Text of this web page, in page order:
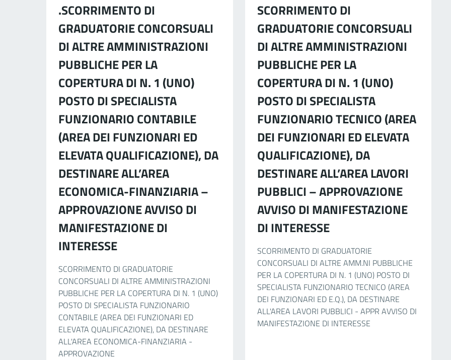
.SCORRIMENTO DI
GRADUATORIE CONCORSUALI
DI ALTRE AMMINISTRAZIONI
PUBBLICHE PER LA
COPERTURA DI N. 1 (UNO)
POSTO DI SPECIALISTA
FUNZIONARIO CONTABILE
(AREA DEI FUNZIONARI ED
ELEVATA QUALIFICAZIONE), DA
DESTINARE ALL’AREA
ECONOMICA-FINANZIARIA –
APPROVAZIONE AVVISO DI
MANIFESTAZIONE DI
INTERESSE
SCORRIMENTO DI GRADUATORIE
CONCORSUALI DI ALTRE AMMINISTRAZIONI
PUBBLICHE PER LA COPERTURA DI N. 1 (UNO)
POSTO DI SPECIALISTA FUNZIONARIO
CONTABILE (AREA DEI FUNZIONARI ED
ELEVATA QUALIFICAZIONE), DA DESTINARE
ALL'AREA ECONOMICA-FINANZIARIA -
APPROVAZIONE
SCORRIMENTO DI
GRADUATORIE CONCORSUALI
DI ALTRE AMMINISTRAZIONI
PUBBLICHE PER LA
COPERTURA DI N. 1 (UNO)
POSTO DI SPECIALISTA
FUNZIONARIO TECNICO (AREA
DEI FUNZIONARI ED ELEVATA
QUALIFICAZIONE), DA
DESTINARE ALL’AREA LAVORI
PUBBLICI – APPROVAZIONE
AVVISO DI MANIFESTAZIONE
DI INTERESSE
SCORRIMENTO DI GRADUATORIE
CONCORSUALI DI ALTRE AMM.NI PUBBLICHE
PER LA COPERTURA DI N. 1 (UNO) POSTO DI
SPECIALISTA FUNZIONARIO TECNICO (AREA
DEI FUNZIONARI ED E.Q.), DA DESTINARE
ALL'AREA LAVORI PUBBLICI - APPR AVVISO DI
MANIFESTAZIONE DI INTERESSE